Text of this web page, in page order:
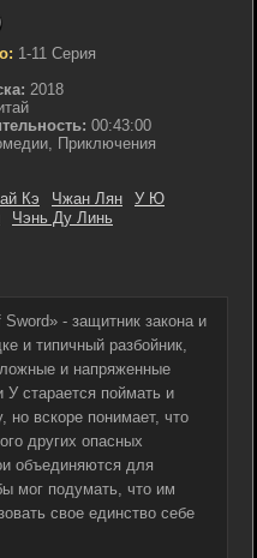
1-11 Серия
2018
00:43:00
Приключения
Кэ Чжан Лян
У Ю
Чэнь Ду Линь
- защитник закона и
и типичный разбойник,
и напряженные
старается поймать и
вскоре понимает, что
других опасных
объединяются для
мог подумать, что им
свое единство себе